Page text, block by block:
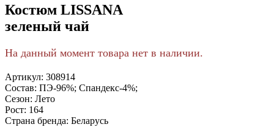
Костюм LISSANA
зеленый чай
На данный момент товара нет в наличии.
Артикул: 308914
Состав: ПЭ-96%; Спандекс-4%;
Сезон: Лето
Рост: 164
Страна бренда: Беларусь